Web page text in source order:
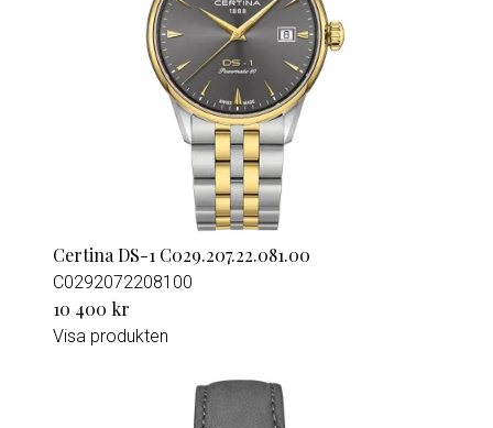
Certina DS-1 C029.207.22.081.00
C0292072208100
10 400 kr
Visa produkten